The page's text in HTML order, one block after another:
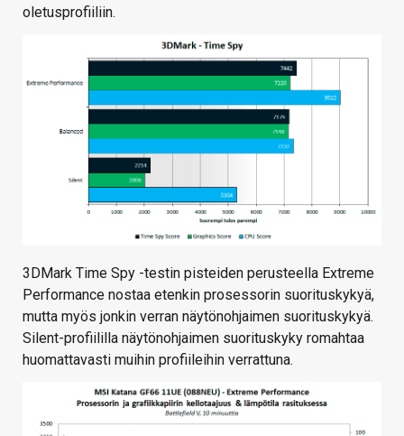
oletusprofiiliin.
3DMark Time Spy -testin pisteiden perusteella Extreme
Performance nostaa etenkin prosessorin suorituskykyä,
mutta myös jonkin verran näytönohjaimen suorituskykyä.
Silent-profiililla näytönohjaimen suorituskyky romahtaa
huomattavasti muihin profiileihin verrattuna.